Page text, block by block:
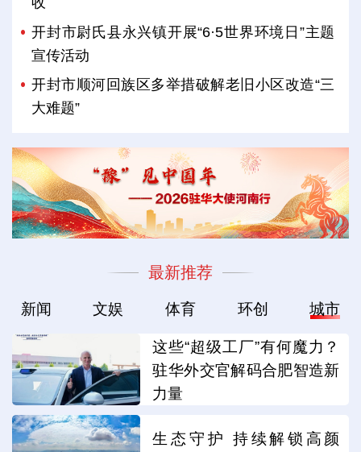
开封市尉氏县永兴镇开展“6·5世界环境日”主题
宣传活动
开封市顺河回族区多举措破解老旧小区改造“三
大难题”
最新推荐
新闻 文娱 体育 环创 城市
这些“超级工厂”有何魔力？
驻华外交官解码合肥智造新
力量
生态守护 持续解锁高颜